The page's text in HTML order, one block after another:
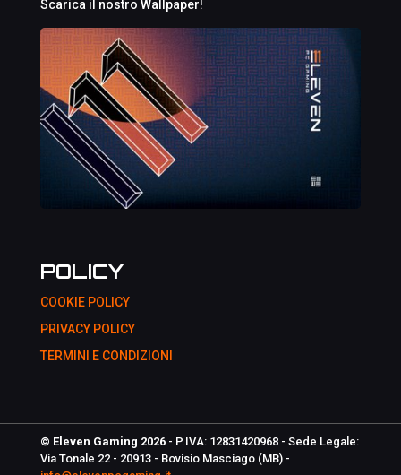
Scarica il nostro Wallpaper!
POLICY
COOKIE POLICY
PRIVACY POLICY
TERMINI E CONDIZIONI
© Eleven Gaming 2026 - P.IVA: 12831420968 - Sede Legale:
Via Tonale 22 - 20913 - Bovisio Masciago (MB) -